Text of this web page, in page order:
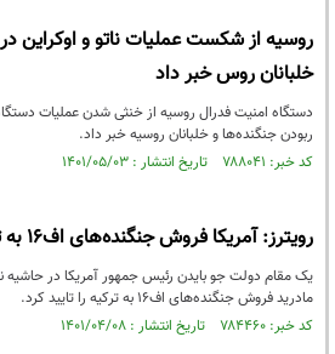
روسیه از شکست عملیات ناتو و اوکراین
خلبانان روس خبر داد
دستگاه امنیت فدرال روسیه از خنثی شدن عملیات
ربودن جنگنده‌ها و خلبانان روسیه خبر داد.
کد خبر: ۷۸۸۰۴۱ تاریخ انتشار : ۱۴۰۱/۰۵/۰۳
رویترز: آمریکا فروش جنگنده‌های اف۱۶ به ترکیه را تایید کرد
یک مقام دولت جو بایدن رئیس جمهور آمریکا در
مادرید فروش جنگنده‌های اف۱۶ به ترکیه را تایید کرد.
کد خبر: ۷۸۴۴۶۰ تاریخ انتشار : ۱۴۰۱/۰۴/۰۸